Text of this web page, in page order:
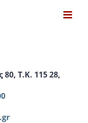
Τ.Κ. 115 28,